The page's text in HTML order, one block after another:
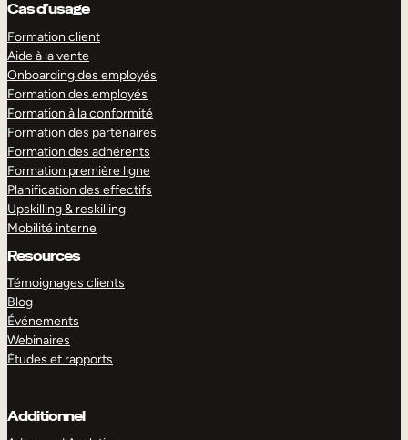
Cas d’usage
Formation client
Aide à la vente
Onboarding des employés
Formation des employés
Formation à la conformité
Formation des partenaires
Formation des adhérents
Formation première ligne
Planification des effectifs
Upskilling & reskilling
Mobilité interne
Resources
Témoignages clients
Blog
Événements
Webinaires
Études et rapports
Additionnel